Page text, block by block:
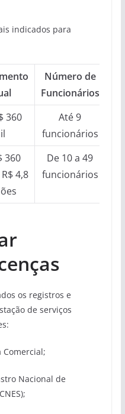
indicados para
Número de
Funcionários
360
Até 9
funcionários
360
4,8
De 10 a 49
funcionários
os registros e
de serviços
Comercial;
Nacional de